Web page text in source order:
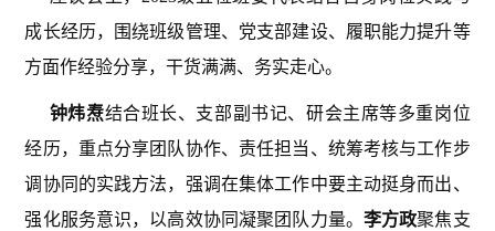
成长经历，围绕班级管理、党支部建设、履职能力提升等
方面作经验分享，干货满满、务实走心。
钟炜焘结合班长、支部副书记、研会主席等多重岗位
经历，重点分享团队协作、责任担当、统筹考核与工作步
调协同的实践方法，强调在集体工作中要主动挺身而出、
强化服务意识，以高效协同凝聚团队力量。 李方政聚焦支